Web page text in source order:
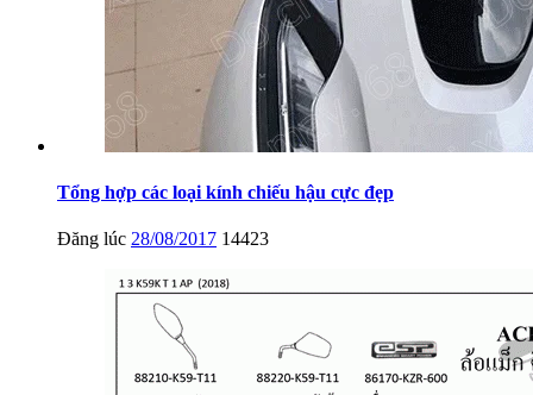
Tổng hợp các loại kính chiếu hậu cực đẹp
Đăng lúc 28/08/2017 14423